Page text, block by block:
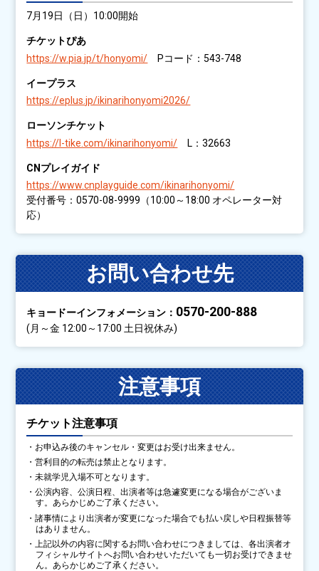
7月19日（日）10:00開始
チケットぴあ
https://w.pia.jp/t/honyomi/
Pコード：543-748
イープラス
https://eplus.jp/ikinarihonyomi2026/
ローソンチケット
https://l-tike.com/ikinarihonyomi/
L：32663
CNプレイガイド
https://www.cnplayguide.com/ikinarihonyomi/
受付番号：0570-08-9999（10:00～18:00 オペレーター対
応）
お問い合わせ先
キョードーインフォメーション： 0570-200-888
(月～金 12:00～17:00 土日祝休み)
注意事項
チケット注意事項
・お申込み後のキャンセル・変更はお受け出来ません。
・営利目的の転売は禁止となります。
・未就学児入場不可となります。
・公演内容、公演日程、出演者等は急遽変更になる場合がございま
す。あらかじめご了承ください。
・諸事情により出演者が変更になった場合でも払い戻しや日程振替等
はありません。
・上記以外の内容に関するお問い合わせにつきましては、各出演者オ
フィシャルサイトへお問い合わせいただいても一切お受けできませ
ん。あらかじめご了承ください。